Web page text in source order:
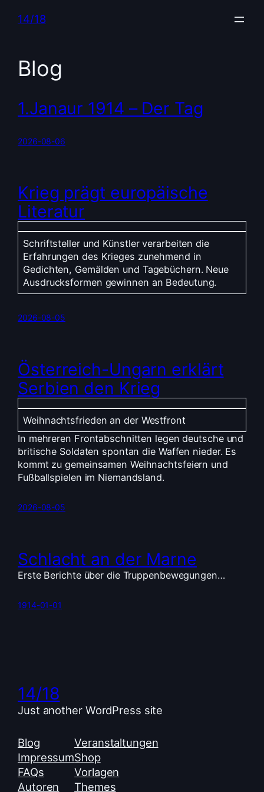
Inhalt14/18
Blog
1.Janaur 1914 – Der Tag
2026-08-06
Krieg prägt europäische
Literatur
Schriftsteller und Künstler verarbeiten die
Erfahrungen des Krieges zunehmend in
Gedichten, Gemälden und Tagebüchern. Neue
Ausdrucksformen gewinnen an Bedeutung.
2026-08-05
Österreich-Ungarn erklärt
Serbien den Krieg
Weihnachtsfrieden an der Westfront
In mehreren Frontabschnitten legen deutsche und
britische Soldaten spontan die Waffen nieder. Es
kommt zu gemeinsamen Weihnachtsfeiern und
Fußballspielen im Niemandsland.
2026-08-05
Schlacht an der Marne
Erste Berichte über die Truppenbewegungen…
1914-01-01
14/18
Just another WordPress site
Blog
Impressum
FAQs
Autoren
Veranstaltungen
Shop
Vorlagen
Themes